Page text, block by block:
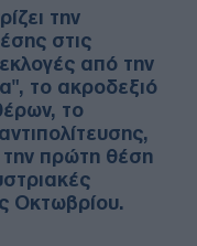
την
στις
από την
το ακροδεξιό
το
την πρώτη θέση
Οκτωβρίου.